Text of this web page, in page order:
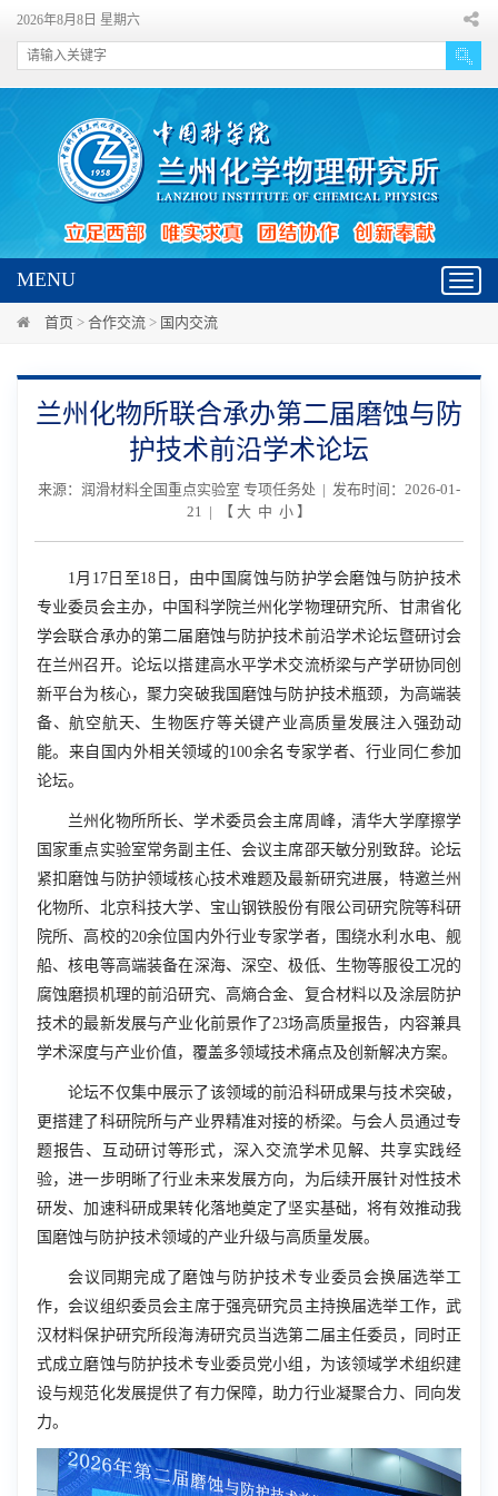
2026年8月8日 星期六
MENU
首页 > 合作交流 > 国内交流
兰州化物所联合承办第二届磨蚀与防
护技术前沿学术论坛
来源：润滑材料全国重点实验室 专项任务处 | 发布时间：2026-01-
21 | 【 大 中 小 】
1月 17日至18 日，由中国腐蚀与防护学会磨蚀与防护技术
专业委员会主办，中国科学院兰州化学物理研究所、甘肃省化
学会联合承办的第二届磨蚀与防护技术前沿学术论坛暨研讨会
在兰州召开。论坛以搭建高水平学术交流桥梁与产学研协同创
新平台为核心，聚力突破我国磨蚀与防护技术瓶颈，为高端装
备、航空航天、生物医疗等关键产业高质量发展注入强劲动
能。来自国内外相关领域的100余名专家学者、行业同仁参加
论坛。
兰州化物所所长、学术委员会主席周峰，清华大学摩擦学
国家重点实验室常务副主任、会议主席邵天敏分别致辞。论坛
紧扣磨蚀与防护领域核心技术难题及最新研究进展，特邀兰州
化物所、北京科技大学、宝山钢铁股份有限公司研究院等科研
院所、高校的20余位国内外行业专家学者，围绕水利水电、舰
船、核电等高端装备在深海、深空、极低、生物等服役工况的
腐蚀磨损机理的前沿研究、高熵合金、复合材料以及涂层防护
技术的最新发展与产业化前景作了23场高质量报告，内容兼具
学术深度与产业价值，覆盖多领域技术痛点及创新解决方案。
论坛不仅集中展示了该领域的前沿科研成果与技术突破，
更搭建了科研院所与产业界精准对接的桥梁。与会人员通过专
题报告、互动研讨等形式，深入交流学术见解、共享实践经
验，进一步明晰了行业未来发展方向，为后续开展针对性技术
研发、加速科研成果转化落地奠定了坚实基础，将有效推动我
国磨蚀与防护技术领域的产业升级与高质量发展。
会议同期完成了磨蚀与防护技术专业委员会换届选举工
作，会议组织委员会主席于强亮研究员主持换届选举工作，武
汉材料保护研究所段海涛研究员当选第二届主任委员，同时正
式成立磨蚀与防护技术专业委员党小组，为该领域学术组织建
设与规范化发展提供了有力保障，助力行业凝聚合力、同向发
力。